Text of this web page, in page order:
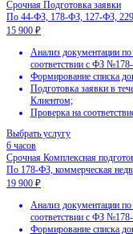
Экспертиза заявки
По 44-ФЗ, 223-ФЗ,
12 900 ₽